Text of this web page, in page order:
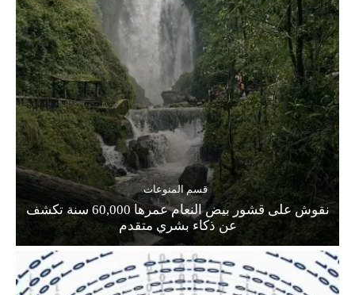
قسم المنوعات
نقوش على قشور بيض النعام عمرها 60,000 سنة تكشف
عن ذكاء بشري متقدم